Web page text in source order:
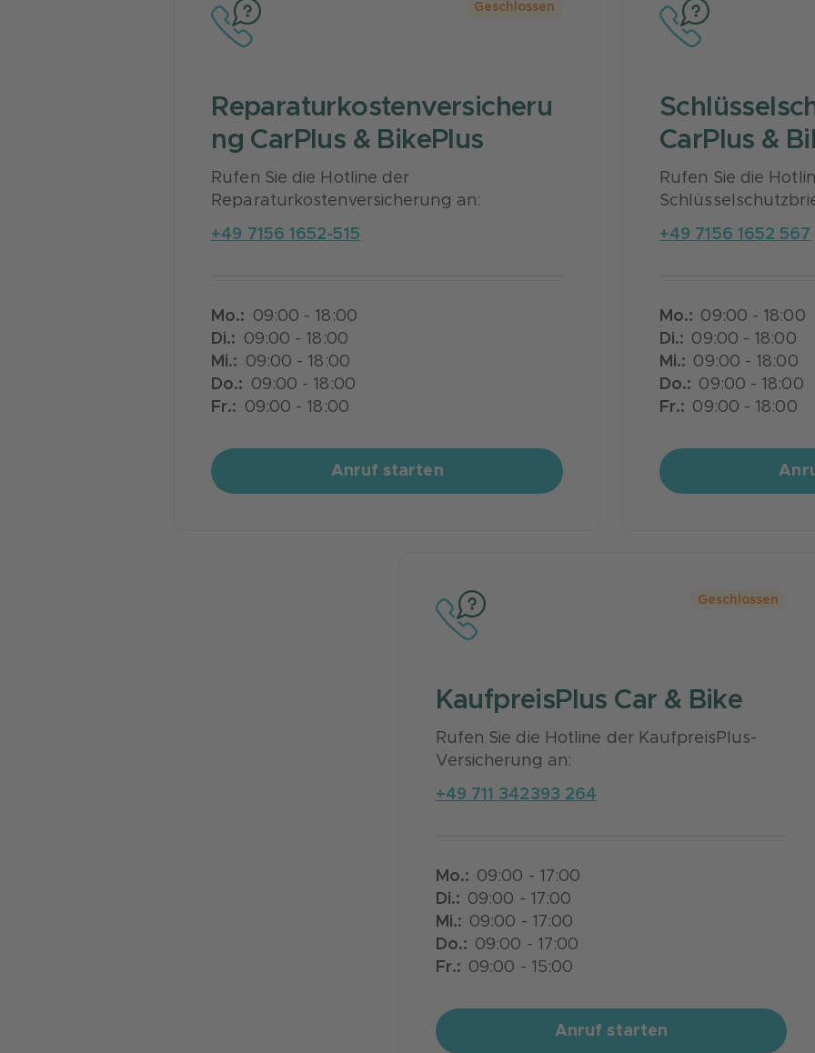
Geschlossen
Reparaturkostenversicheru
ng CarPlus & BikePlus
Rufen Sie die Hotline der
Reparaturkostenversicherung an:
+49 7156 1652-515
Mo.:
09:00 - 18:00
Di.:
09:00 - 18:00
Mi.:
09:00 - 18:00
Do.:
09:00 - 18:00
Fr.: 09:00 - 18:00
Anruf starten
CarPlus &
Rufen Sie die
+49 7156 1652 567
Mo.: 09:00 - 18:00
Di.: 09:00 - 18:00
Mi.: 09:00 - 18:00
Do.: 09:00 - 18:00
Fr.: 09:00 - 18:00
Geschlossen
KaufpreisPlus Car & Bike
Rufen Sie die Hotline der KaufpreisPlus-
Versicherung an:
+49 711 342393 264
Mo.: 09:00 - 17:00
Di.: 09:00 - 17:00
Mi.: 09:00 - 17:00
Do.: 09:00 - 17:00
Fr.: 09:00 - 15:00
Anruf starten